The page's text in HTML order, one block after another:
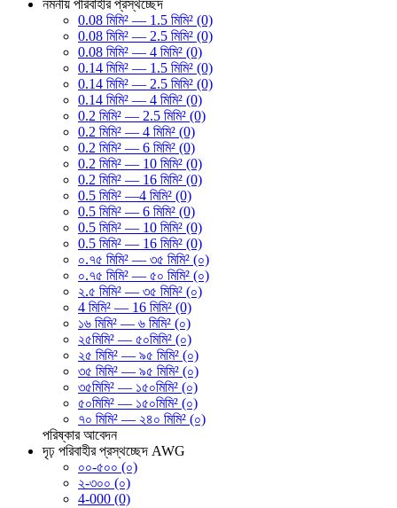
নমনীয় পরিবাহীর প্রস্থচ্ছেদ
0.08 মিমি² — 1.5 মিমি² (0)
0.08 মিমি² — 2.5 মিমি² (0)
0.08 মিমি² — 4 মিমি² (0)
0.14 মিমি² — 1.5 মিমি² (0)
0.14 মিমি² — 2.5 মিমি² (0)
0.14 মিমি² — 4 মিমি² (0)
0.2 মিমি² — 2.5 মিমি² (0)
0.2 মিমি² — 4 মিমি² (0)
0.2 মিমি² — 6 মিমি² (0)
0.2 মিমি² — 10 মিমি² (0)
0.2 মিমি² — 16 মিমি² (0)
0.5 মিমি² —4 মিমি² (0)
0.5 মিমি² — 6 মিমি² (0)
0.5 মিমি² — 10 মিমি² (0)
0.5 মিমি² — 16 মিমি² (0)
০.৭৫ মিমি² — ৩৫ মিমি² (০)
০.৭৫ মিমি² — ৫০ মিমি² (০)
২.৫ মিমি² — ৩৫ মিমি² (০)
4 মিমি² — 16 মিমি² (0)
১৬ মিমি² — ৬ মিমি² (০)
২৫মিমি² — ৫০মিমি² (০)
২৫ মিমি² — ৯৫ মিমি² (০)
৩৫ মিমি² — ৯৫ মিমি² (০)
৩৫মিমি² — ১৫০মিমি² (০)
৫০মিমি² — ১৫০মিমি² (০)
৭০ মিমি² — ২৪০ মিমি² (০)
পরিষ্কার আবেদন
দৃঢ় পরিবাহীর প্রস্থচ্ছেদ AWG
০০-৫০০ (০)
২-৩০০ (০)
4-000 (0)